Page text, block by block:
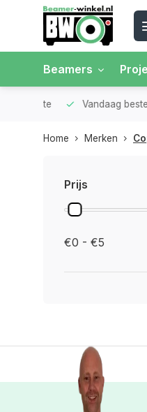
Beamers
Vandaag besteld
Home Merken
Prijs
€0 - €5
Beste
3 gelijke delen